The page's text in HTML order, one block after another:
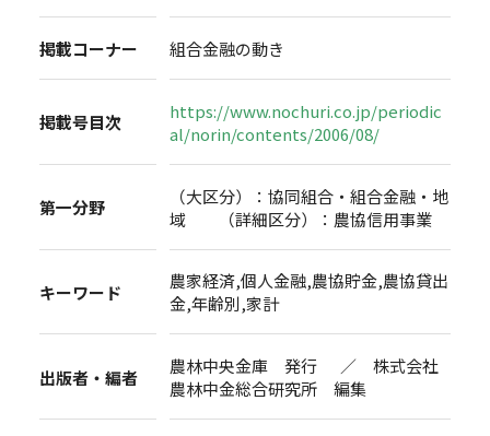
掲載コーナー 組合金融の動き
掲載号目次
https://www.nochuri.co.jp/periodic
al/norin/contents/2006/08/
第一分野
（大区分）：協同組合・組合金融・地
域 （詳細区分）：農協信用事業
キーワード
農家経済,個人金融,農協貯金,農協貸出
金,年齢別,家計
出版者・編者
農林中央金庫 発行 ／ 株式会社
農林中金総合研究所 編集